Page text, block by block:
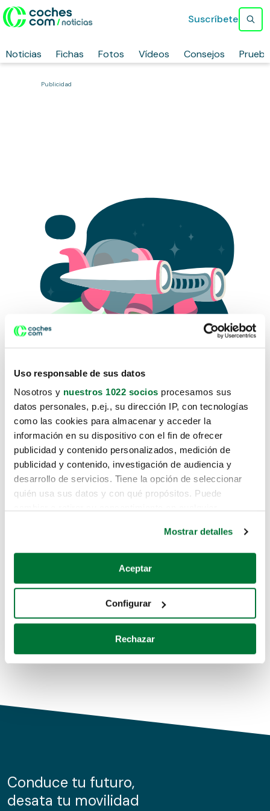
Uso responsable de sus datos
Nosotros y nuestros 1022 socios procesamos sus
datos personales, p.ej., su dirección IP, con tecnologías
como las cookies para almacenar y acceder la
información en su dispositivo con el fin de ofrecer
publicidad y contenido personalizados, medición de
publicidad y contenido, investigación de audiencia y
desarrollo de servicios. Tiene la opción de seleccionar
quién usa sus datos y con qué propósitos. Puede
Si lo permite, también quisiéramos:
Recopilar información sobre su ubicación geográfica
Identificar su dispositivo analizándolo activamente
para buscar características específicas (huellas
Obtenga más información sobre cómo se procesan sus
de cookies.
información sobre el uso que haga del sitio web con
nuestros partners de redes sociales, publicidad y análisis
Mostrar detalles
Aceptar
Configurar
Rechazar
Noticias Fichas Fotos Vídeos Consejos
Suscríbete
Publicidad
Lo sentimos, no sabemos como
te hemos traido hasta aquí.
Pero puedes encontrar el coche que estás
buscando en alguno de estos enlaces:
Coches de segunda mano
Coches de km0
Conduce tu futuro,
desata tu movilidad